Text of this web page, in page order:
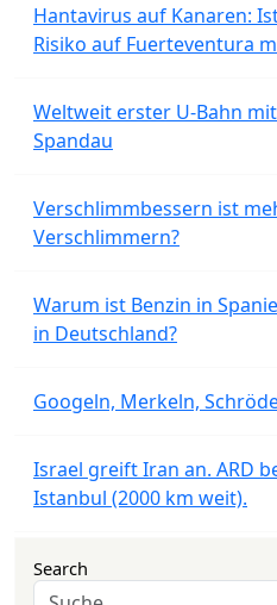
Hantavirus auf Kanaren:
Risiko auf Fuerteventura
Weltweit erster U-Bahn
Spandau
Verschlimmbessern ist
Verschlimmern?
Warum ist Benzin in
in Deutschland?
Googeln, Merkeln,
Israel greift Iran an. ARD
Istanbul (2000 km weit).
Search